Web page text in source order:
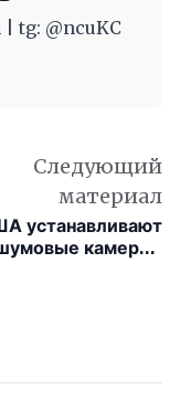
tg: @ncuKC
Следующий
материал
устанавливают
камеры»